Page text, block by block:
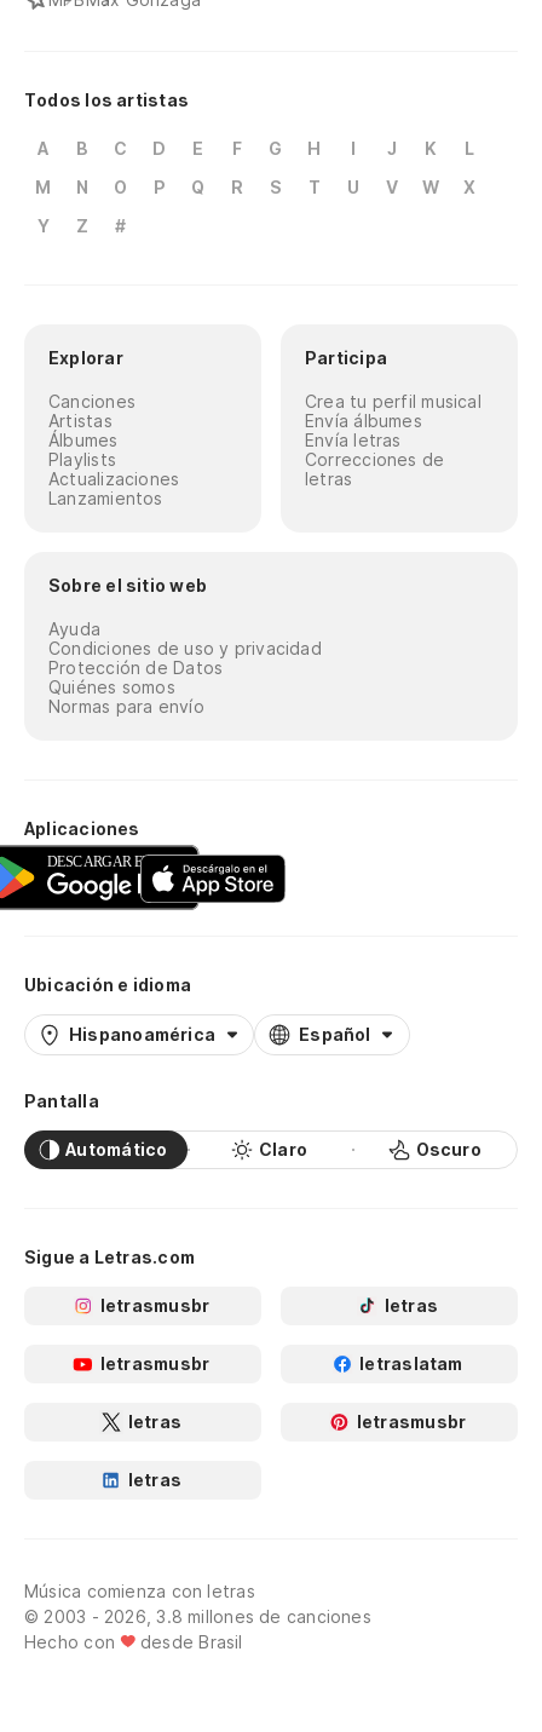
Todos los artistas
A B C D E F G H I J K
L
M
N O P Q R S T U V W
X
Y
Z #
Explorar
Canciones
Artistas
Álbumes
Playlists
Actualizaciones
Lanzamientos
Participa
Crea tu perfil musical
Envía álbumes
Envía letras
Correcciones de
letras
Sobre el sitio web
Ayuda
Condiciones de uso y privacidad
Protección de Datos
Quiénes somos
Normas para envío
Aplicaciones
Ubicación e idioma
Hispanoamérica Español
Pantalla
Automático Claro Oscuro
Sigue a Letras.com
letrasmusbr letras
letrasmusbr letraslatam
letras letrasmusbr
letras
Música comienza con letras
© 2003 - 2026, 3.8 millones de canciones
Hecho con
desde Brasil